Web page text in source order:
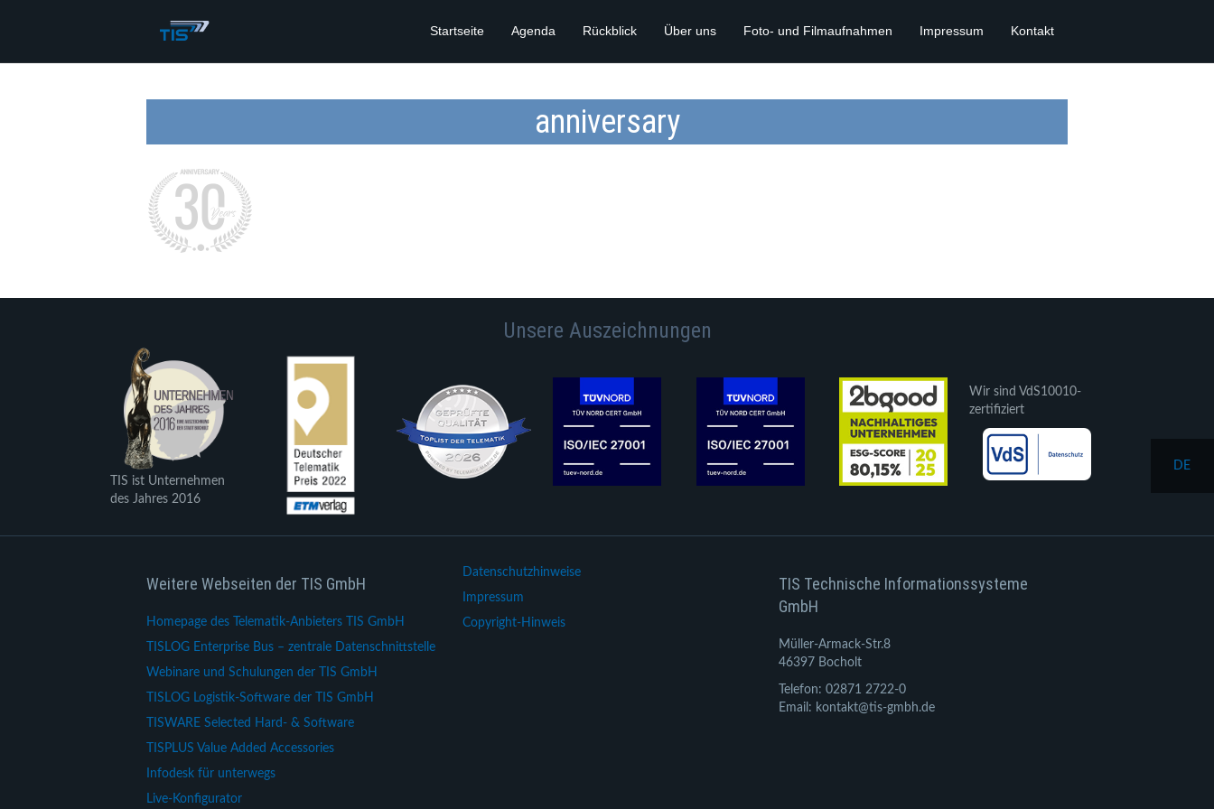
Startseite Agenda Rückblick Über uns Foto- und Filmaufnahmen Impressum Kontakt
anniversary
Unsere Auszeichnungen
TIS ist Unternehmen
des Jahres 2016
Wir sind VdS10010-
zertifiziert
Weitere Webseiten der TIS GmbH
Homepage des Telematik-Anbieters TIS GmbH
TISLOG Enterprise Bus – zentrale Datenschnittstelle
Webinare und Schulungen der TIS GmbH
TISLOG Logistik-Software der TIS GmbH
TISWARE Selected Hard- & Software
TISPLUS Value Added Accessories
Infodesk für unterwegs
Live-Konfigurator
Datenschutzhinweise
Impressum
Copyright-Hinweis
TIS Technische Informationssysteme
GmbH
Müller-Armack-Str.8
46397 Bocholt
Telefon: 02871 2722-0
Email: kontakt@tis-gmbh.de
DE